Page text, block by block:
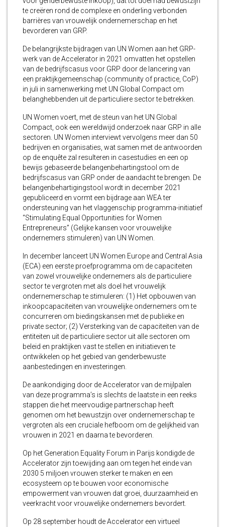
te creëren rond de complexe en onderling verbonden
barrières van vrouwelijk ondernemerschap en het
bevorderen van GRP.
De belangrijkste bijdragen van UN Women aan het GRP-
werk van de Accelerator in 2021 omvatten het opstellen
van de bedrijfscasus voor GRP door de lancering van
een praktijkgemeenschap (community of practice, CoP)
in juli in samenwerking met UN Global Compact om
belanghebbenden uit de particuliere sector te betrekken.
UN Women voert, met de steun van het UN Global
Compact, ook een wereldwijd onderzoek naar GRP in alle
sectoren. UN Women interviewt vervolgens meer dan 50
bedrijven en organisaties, wat samen met de antwoorden
op de enquête zal resulteren in casestudies en een op
bewijs gebaseerde belangenbehartingstool om de
bedrijfscasus van GRP onder de aandacht te brengen. De
belangenbehartigingstool wordt in december 2021
gepubliceerd en vormt een bijdrage aan WEA ter
ondersteuning van het vlaggenschip programma-initiatief
“Stimulating Equal Opportunities for Women
Entrepreneurs” (Gelijke kansen voor vrouwelijke
ondernemers stimuleren) van UN Women.
In december lanceert UN Women Europe and Central Asia
(ECA) een eerste proefprogramma om de capaciteiten
van zowel vrouwelijke ondernemers als de particuliere
sector te vergroten met als doel het vrouwelijk
ondernemerschap te stimuleren: (1) Het opbouwen van
inkoopcapaciteiten van vrouwelijke ondernemers om te
concurreren om biedingskansen met de publieke en
private sector; (2) Versterking van de capaciteiten van de
entiteiten uit de particuliere sector uit alle sectoren om
beleid en praktijken vast te stellen en initiatieven te
ontwikkelen op het gebied van genderbewuste
aanbestedingen en investeringen.
De aankondiging door de Accelerator van de mijlpalen
van deze programma’s is slechts de laatste in een reeks
stappen die het meervoudige partnerschap heeft
genomen om het bewustzijn over ondernemerschap te
vergroten als een cruciale hefboom om de gelijkheid van
vrouwen in 2021 en daarna te bevorderen.
Op het Generation Equality Forum in Parijs kondigde de
Accelerator zijn toewijding aan om tegen het einde van
2030 5 miljoen vrouwen sterker te maken en een
ecosysteem op te bouwen voor economische
empowerment van vrouwen dat groei, duurzaamheid en
veerkracht voor vrouwelijke ondernemers bevordert.
Op 28 september houdt de Accelerator een virtueel